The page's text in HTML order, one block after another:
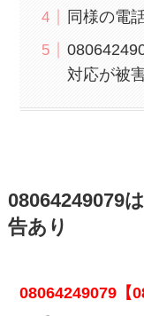
同様の電
対応が被
08064249079
告あり
08064249079【